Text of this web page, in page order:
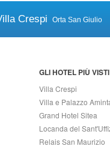
Crespi Orta San Giulio
GLI HOTEL PIÙ VISTI
Villa Crespi
Villa e Palazzo
Grand Hotel Sitea
Locanda del
Relais San Maurizio